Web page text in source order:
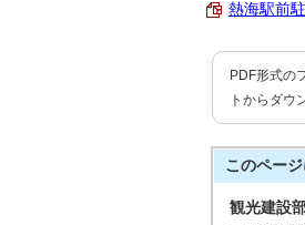
熱海駅前
PDF形式の
トからダウ
このペー
観光建設